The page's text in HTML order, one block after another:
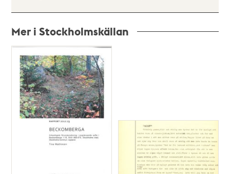
Mer i Stockholmskällan
poster
och
teman